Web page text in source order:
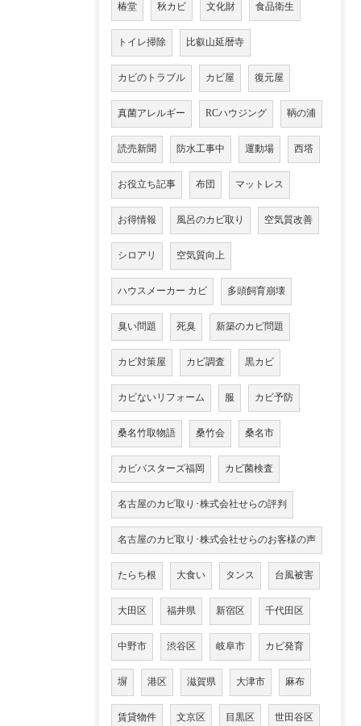
椿堂 秋カビ 文化財 食品衛生
トイレ掃除 比叡山延暦寺
カビのトラブル カビ屋 復元屋
真菌アレルギー RCハウジング 鞆の浦
読売新聞 防水工事中 運動場 西塔
お役立ち記事 布団 マットレス
お得情報 風呂のカビ取り 空気質改善
シロアリ 空気質向上
ハウスメーカー カビ 多頭飼育崩壊
臭い問題 死臭 新築のカビ問題
カビ対策屋 カビ調査 黒カビ
カビないリフォーム 服 カビ予防
桑名竹取物語 桑竹会 桑名市
カビバスターズ福岡 カビ菌検査
名古屋のカビ取り･株式会社せらの評判
名古屋のカビ取り･株式会社せらのお客様の声
たらち根 大食い タンス 台風被害
大田区 福井県 新宿区 千代田区
中野市 渋谷区 岐阜市 カビ発育
塀 港区 滋賀県 大津市 麻布
賃貸物件 文京区 目黒区 世田谷区